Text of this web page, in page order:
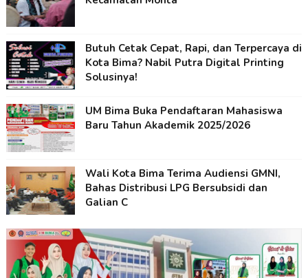
Butuh Cetak Cepat, Rapi, dan Terpercaya di
Kota Bima? Nabil Putra Digital Printing
Solusinya!
UM Bima Buka Pendaftaran Mahasiswa
Baru Tahun Akademik 2025/2026
Wali Kota Bima Terima Audiensi GMNI,
Bahas Distribusi LPG Bersubsidi dan
Galian C